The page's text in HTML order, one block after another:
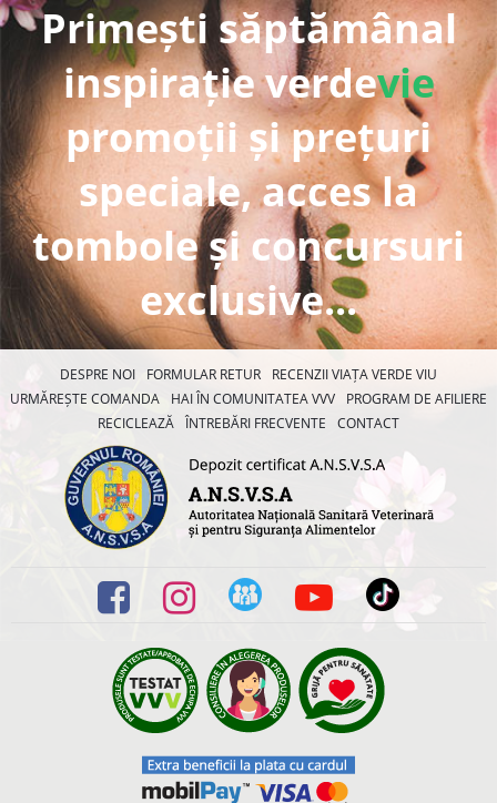
Primești săptămânal
inspirație verdevie
promoții și prețuri
speciale, acces la
tombole și concursuri
exclusive...
DESPRE NOI FORMULAR RETUR
RECENZII VIAȚA VERDE VIU
URMĂREȘTE COMANDA
HAI ÎN COMUNITATEA VVV
PROGRAM DE AFILIERE
RECICLEAZĂ ÎNTREBĂRI FRECVENTE CONTACT